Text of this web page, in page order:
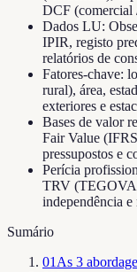
DCF (comercial
Dados LU:
IPIR, registo
relatórios de
Fatores-chave:
rural), área,
exteriores e
Bases de valor
Fair Value
pressupostos e
Perícia
TRV (TEGOVA
independência e
Sumário
01 As 3